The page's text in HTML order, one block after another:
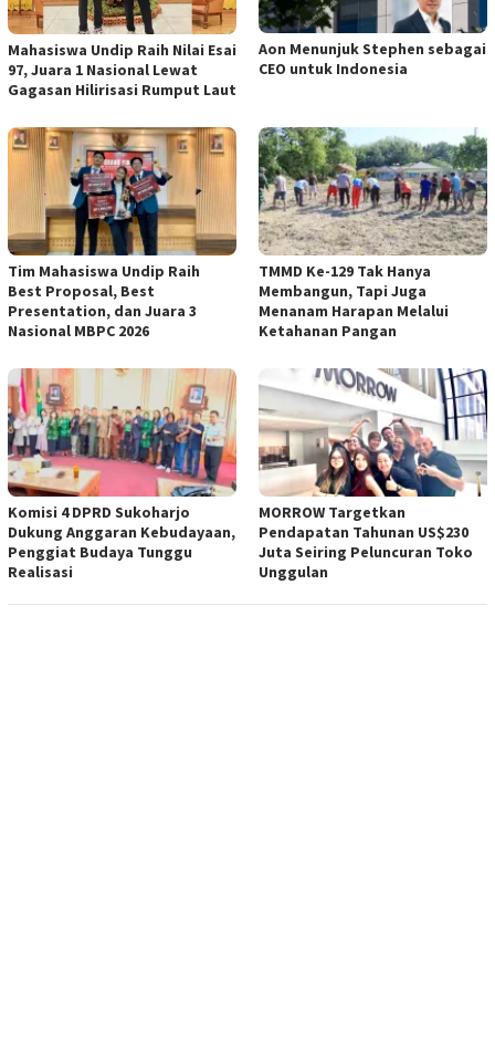
Mahasiswa Undip Raih Nilai Esai
97, Juara 1 Nasional Lewat
Gagasan Hilirisasi Rumput Laut
Aon Menunjuk Stephen sebagai
CEO untuk Indonesia
Tim Mahasiswa Undip Raih
Best Proposal, Best
Presentation, dan Juara 3
Nasional MBPC 2026
TMMD Ke-129 Tak Hanya
Membangun, Tapi Juga
Menanam Harapan Melalui
Ketahanan Pangan
Komisi 4 DPRD Sukoharjo
Dukung Anggaran Kebudayaan,
Penggiat Budaya Tunggu
Realisasi
MORROW Targetkan
Pendapatan Tahunan US$230
Juta Seiring Peluncuran Toko
Unggulan